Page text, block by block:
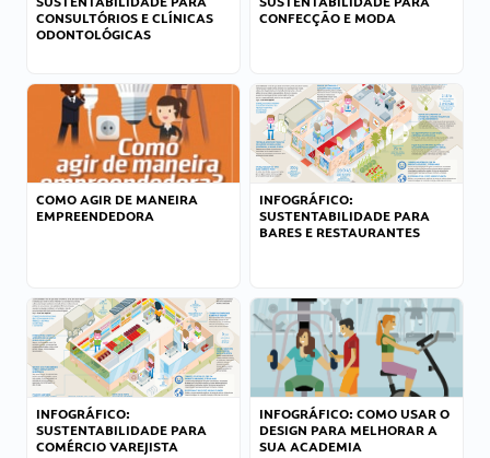
CONSULTÓRIOS E CLÍNICAS
ODONTOLÓGICAS
CONFECÇÃO E MODA
COMO AGIR DE MANEIRA
EMPREENDEDORA
INFOGRÁFICO:
SUSTENTABILIDADE PARA
BARES E RESTAURANTES
INFOGRÁFICO:
SUSTENTABILIDADE PARA
COMÉRCIO VAREJISTA
INFOGRÁFICO: COMO USAR O
DESIGN PARA MELHORAR A
SUA ACADEMIA